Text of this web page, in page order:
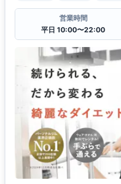
営業時間
平日 10:00〜22:00